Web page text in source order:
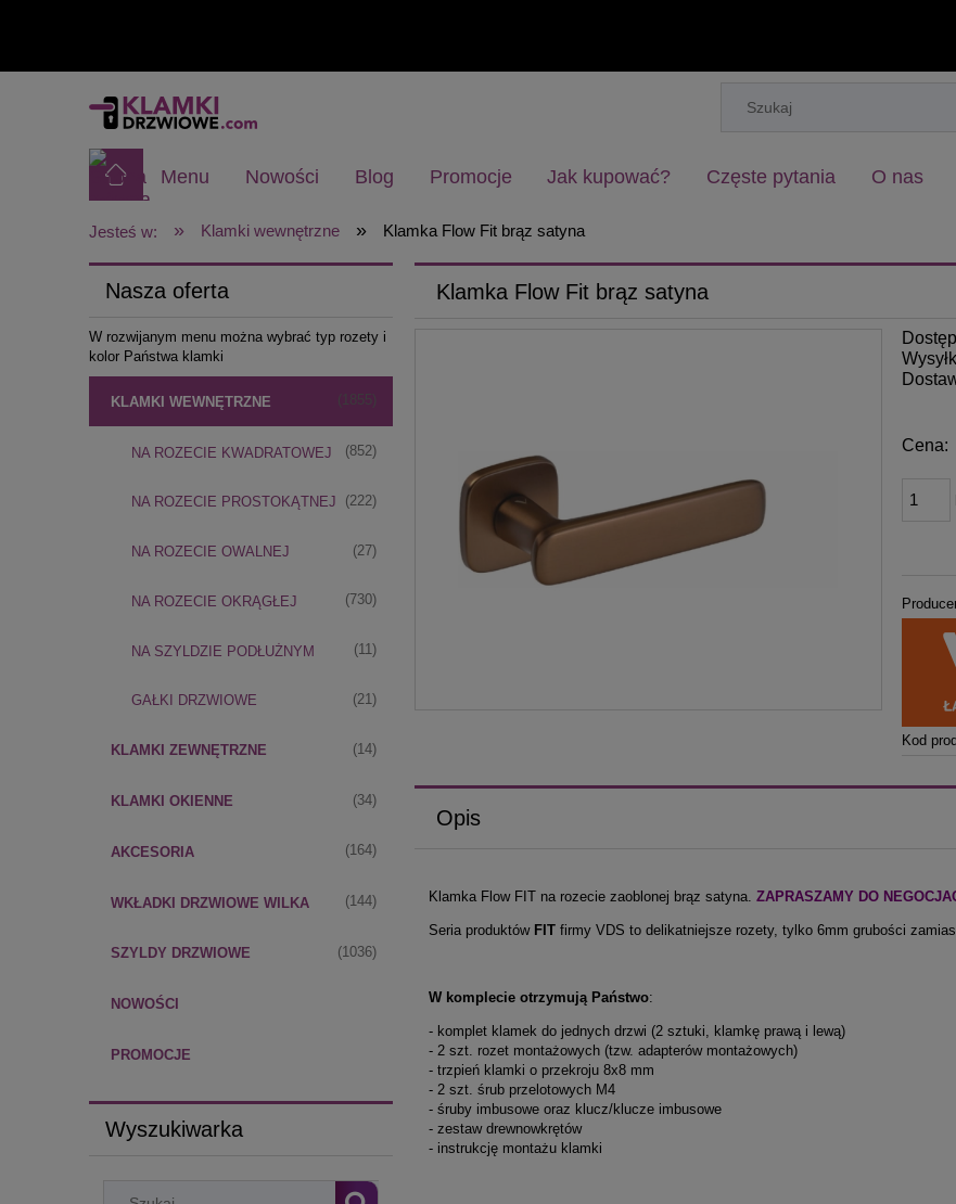
Menu Nowości Blog Promocje Jak kupować? Częste pytania O nas
Jesteś w: » Klamki wewnętrzne » Klamka Flow Fit brąz satyna
Nasza oferta
W rozwijanym menu można wybrać typ rozety i
kolor Państwa klamki
KLAMKI WEWNĘTRZNE (1855)
NA ROZECIE KWADRATOWEJ (852)
NA ROZECIE PROSTOKĄTNEJ (222)
NA ROZECIE OWALNEJ (27)
NA ROZECIE OKRĄGŁEJ (730)
NA SZYLDZIE PODŁUŻNYM (11)
GAŁKI DRZWIOWE (21)
KLAMKI ZEWNĘTRZNE (14)
KLAMKI OKIENNE (34)
AKCESORIA (164)
WKŁADKI DRZWIOWE WILKA (144)
SZYLDY DRZWIOWE (1036)
NOWOŚCI
PROMOCJE
Wyszukiwarka
Klamka Flow Fit brąz satyna
Cena:
Kod
Opis
Klamka Flow FIT na rozecie zaoblonej brąz satyna. ZAPRASZAMY DO
Seria produktów FIT firmy VDS to delikatniejsze rozety, tylko 6mm grubości
W komplecie otrzymują Państwo:
- komplet klamek do jednych drzwi (2 sztuki, klamkę prawą i lewą)
- 2 szt. rozet montażowych (tzw. adapterów montażowych)
- trzpień klamki o przekroju 8x8 mm
- 2 szt. śrub przelotowych M4
- śruby imbusowe oraz klucz/klucze imbusowe
- zestaw drewnowkrętów
- instrukcję montażu klamki